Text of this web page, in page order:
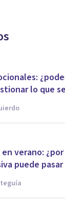
lo que
verano:
puede